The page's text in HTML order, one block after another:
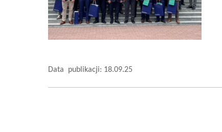
Data publikacji: 18.09.25